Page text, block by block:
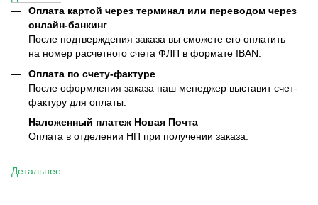
Оплата картой через терминал или переводом через
онлайн-банкинг
После подтверждения заказа вы сможете его оплатить
на номер расчетного счета ФЛП в формате IBAN.
Оплата по счету-фактуре
После оформления заказа наш менеджер выставит счет-
фактуру для оплаты.
Наложенный платеж Новая Почта
Оплата в отделении НП при получении заказа.
Детальнее